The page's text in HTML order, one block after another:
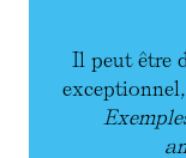
Il peut être